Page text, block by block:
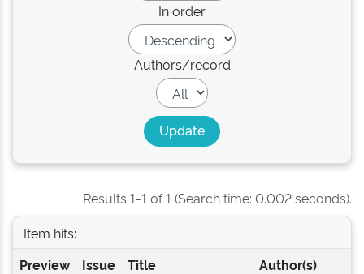
In order
Authors/record
Results 1-1 of 1 (Search time: 0.002 seconds).
Item hits:
Preview
Issue
Title Author(s)